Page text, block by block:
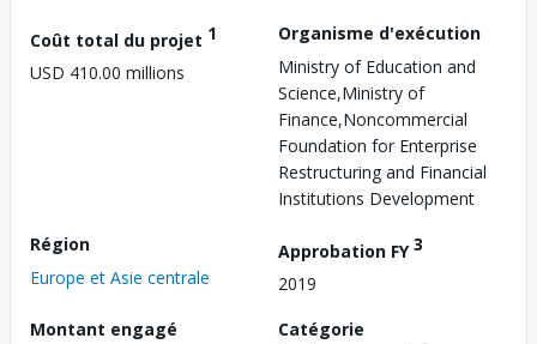
Coût total du projet 1
USD 410.00 millions
Organisme d'exécution
Ministry of Education and
Science,Ministry of
Finance,Noncommercial
Foundation for Enterprise
Restructuring and Financial
Institutions Development
Région
Europe et Asie centrale
Approbation FY3
2019
Montant engagé
Catégorie